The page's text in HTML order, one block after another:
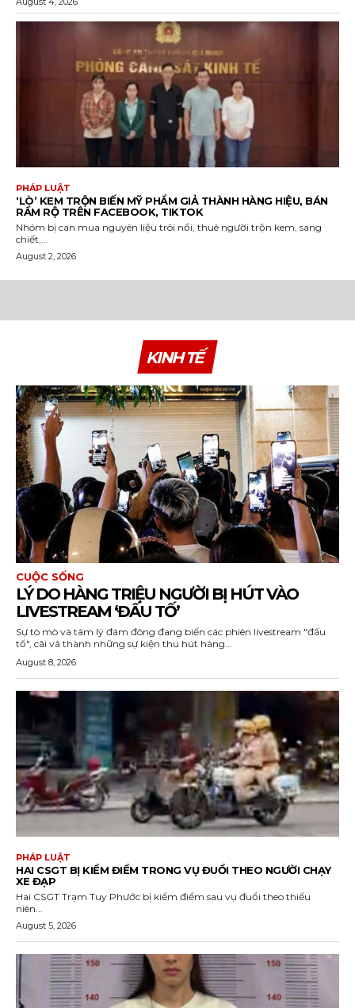
PHÁP LUẬT
‘LÒ’ KEM TRỘN BIẾN MỸ PHẨM GIẢ THÀNH HÀNG HIỆU, BÁN
RẦM RỘ TRÊN FACEBOOK, TIKTOK
Nhóm bị can mua nguyên liệu trôi nổi, thuê người trộn kem, sang
chiết,...
August 2, 2026
KINH TẾ
CUỘC SỐNG
LÝ DO HÀNG TRIỆU NGƯỜI BỊ HÚT VÀO
LIVESTREAM ‘ĐẤU TỐ’
Sự tò mò và tâm lý đám đông đang biến các phiên livestream "đấu
tố", cãi vã thành những sự kiện thu hút hàng...
August 8, 2026
PHÁP LUẬT
HAI CSGT BỊ KIỂM ĐIỂM TRONG VỤ ĐUỔI THEO NGƯỜI CHẠY
XE ĐẠP
Hai CSGT Trạm Tuy Phước bị kiểm điểm sau vụ đuổi theo thiếu
niên...
August 5, 2026